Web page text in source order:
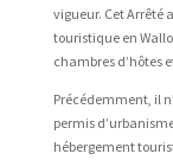
vigueur. Cet Arrêté
touristique en
chambres d’hôtes
Précédemment, il
permis
hébergement